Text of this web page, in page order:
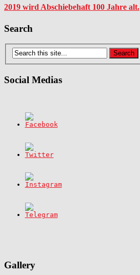
2019 wird Abschiebehaft 100 Jahre alt.
Search
Social Medias
Gallery